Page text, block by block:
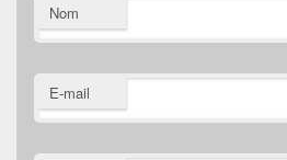
Nom
E-mail